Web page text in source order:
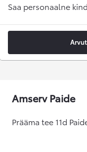
Saa personaalne
Amserv Paide
Prääma tee 11d